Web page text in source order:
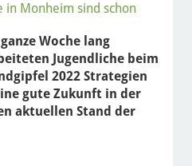
in Monheim sind schon
ganze Woche lang
Jugendliche beim
2022 Strategien
gute Zukunft in der
aktuellen Stand der